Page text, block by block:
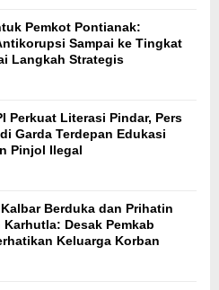
Pemkot Pontianak:
Sampai ke Tingkat
Langkah Strategis
Perkuat Literasi Pindar, Pers
Garda Terdepan Edukasi
Pinjol Ilegal
Kalbar Berduka dan Prihatin
Desak Pemkab
Keluarga Korban